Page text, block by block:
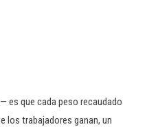
es que cada peso recaudado
los trabajadores ganan, un